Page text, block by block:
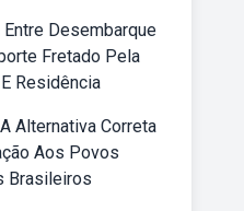
Desembarque
Fretado Pela
Residência
Alternativa Correta
Aos Povos
Brasileiros